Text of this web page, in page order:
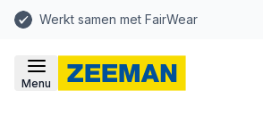
Werkt samen met FairWear
Menu